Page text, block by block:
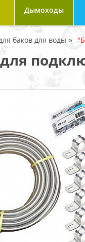
Дымоходы
баков для воды